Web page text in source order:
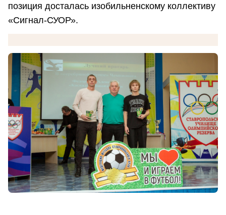
позиция досталась изобильненскому коллективу
«Сигнал-СУОР».